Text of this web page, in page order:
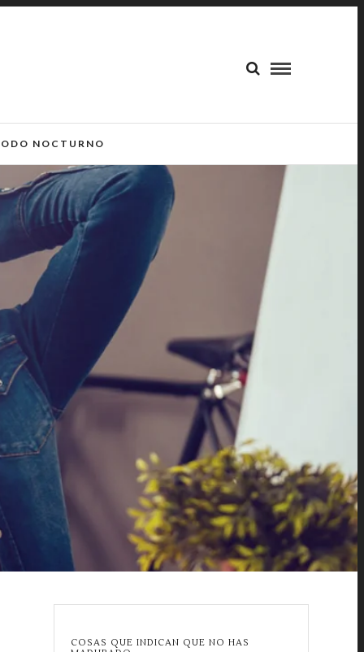
NOCTURNO
COSAS QUE INDICAN QUE NO HAS